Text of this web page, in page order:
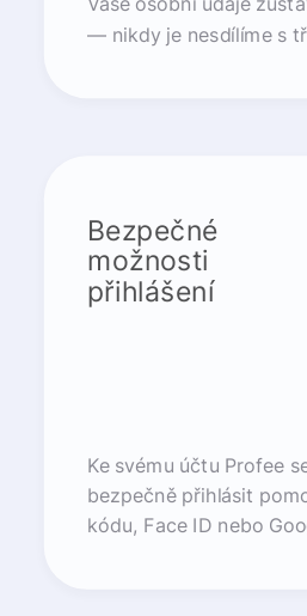
Vaše osobní údaje
— nikdy je nesdílíme s
Bezpečné
možnosti
přihlášení
Ke svému účtu Profee
bezpečně přihlásit
kódu, Face ID nebo